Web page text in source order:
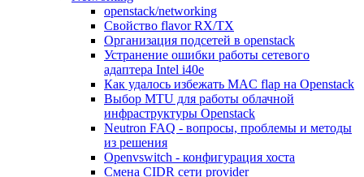
openstack/networking
Свойство flavor RX/TX
Организация подсетей в openstack
Устранение ошибки работы сетевого
адаптера Intel i40e
Как удалось избежать MAC flap на Openstack
Выбор MTU для работы облачной
инфраструктуры Openstack
Neutron FAQ - вопросы, проблемы и методы
из решения
Openvswitch - конфигурация хоста
Смена CIDR сети provider